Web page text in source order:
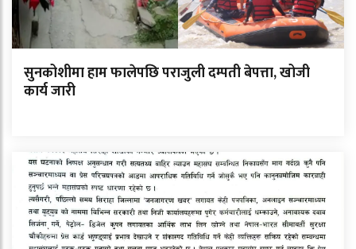
सुनकोशीमा हाम फालेपछि पराजुली दम्पती बेपत्ता, खोजी
कार्य जारी